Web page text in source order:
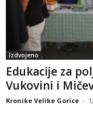
Izdvojeno
Edukacije za
Vukovini i
Kronike Velike Gorice -